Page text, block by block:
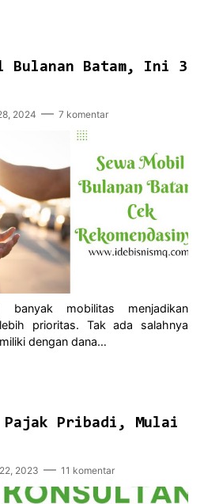
Bulanan Batam, Ini 3
2024 7 komentar
banyak mobilitas menjadikan
prioritas. Tak ada salahnya
dengan dana…
Pajak Pribadi, Mulai
2023 11 komentar